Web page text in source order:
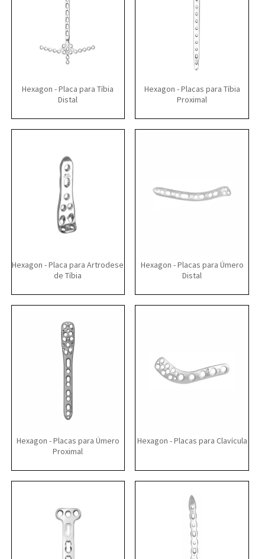
Hexagon - Placa para Tíbia
Distal
Hexagon - Placas para Tíbia
Proximal
Hexagon - Placa para Artrodese
de Tíbia
Hexagon - Placas para Úmero
Distal
Hexagon - Placas para Úmero
Proximal
Hexagon - Placas para Clavícula